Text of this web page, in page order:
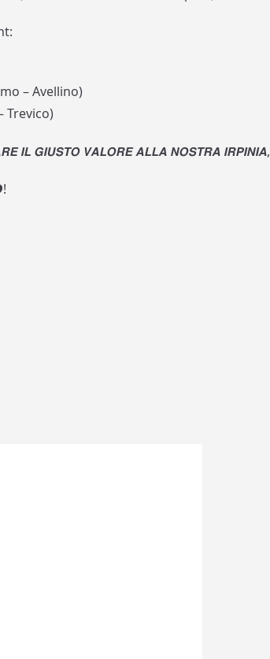
– Avellino)
Trevico)
𝙂𝙄𝙐𝙎𝙏𝙊 𝙑𝘼𝙇𝙊𝙍𝙀 𝘼𝙇𝙇𝘼 𝙉𝙊𝙎𝙏𝙍𝘼 𝙄𝙍𝙋𝙄𝙉𝙄𝘼,